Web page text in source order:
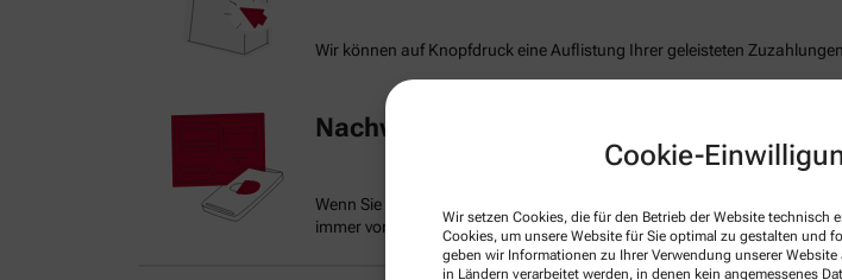
Cookie-
Wir setzen Cookies, die für den Betrieb der Website technisch
Cookies, um unsere Website für Sie optimal zu gestalten und
geben wir Informationen zu Ihrer Verwendung unserer
in Ländern verarbeitet werden, in denen kein angemessenes
Wir können auf Knopfdruck eine Auflistung Ihrer geleisteten
Nachweis Ihrer Befreiung
Wenn Sie einen Ausweis über die Befreiung der gesetzlichen
immer vorzeigen.